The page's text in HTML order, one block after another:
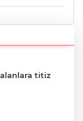
alanlara titiz